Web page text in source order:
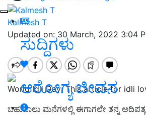
ಸುದ್ದಿಗಳು
ಆರೋಗ್ಯ ಜೀವನ
Kalmesh T
Updated on: 30 March, 2022 3:04
World Idli Day: This article for idli
ಬಹುಪಾಲು ಮನೆಗಳಲ್ಲಿ ಈಗಾಗಲೇ ತನ್ನ ಅದಿಪತ್ಯ